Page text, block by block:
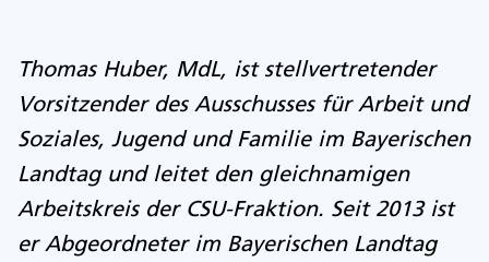
Thomas Huber, MdL, ist stellvertretender
Vorsitzender des Ausschusses für Arbeit und
Soziales, Jugend und Familie im Bayerischen
Landtag und leitet den gleichnamigen
Arbeitskreis der CSU-Fraktion. Seit 2013 ist
er Abgeordneter im Bayerischen Landtag